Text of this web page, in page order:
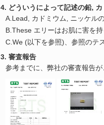
4. どういうによって記述の鉛,
A.Lead, カドミウム, ニッケル
B.These エリーはお肌に害を
C.We (以下を参照)、参照のテ
3. 審査報告
参考までに、弊社の審査報告が